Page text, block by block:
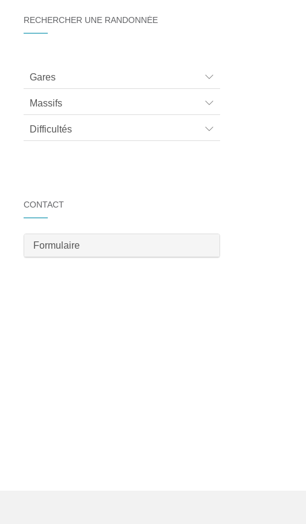
RECHERCHER UNE RANDONNÉE
Gares
Massifs
Difficultés
CONTACT
Formulaire